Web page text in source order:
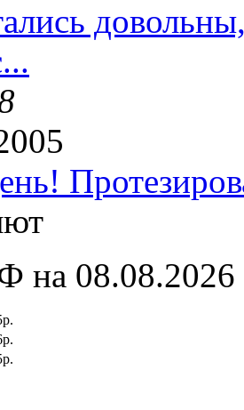
на 08.08.2026